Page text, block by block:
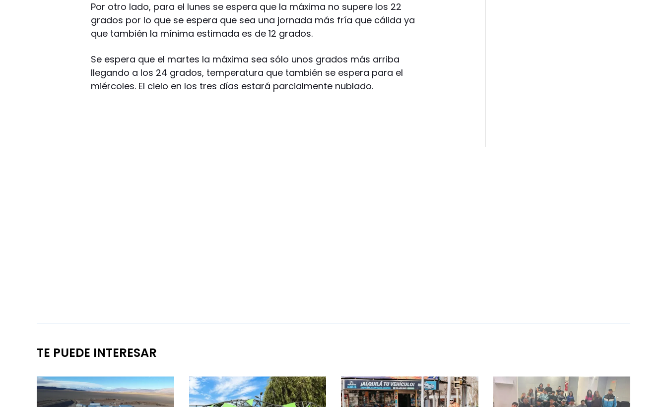
Por otro lado, para el lunes se espera que la máxima no supere los 22
grados por lo que se espera que sea una jornada más fría que cálida ya
que también la mínima estimada es de 12 grados.
Se espera que el martes la máxima sea sólo unos grados más arriba
llegando a los 24 grados, temperatura que también se espera para el
miércoles. El cielo en los tres días estará parcialmente nublado.
TE PUEDE INTERESAR